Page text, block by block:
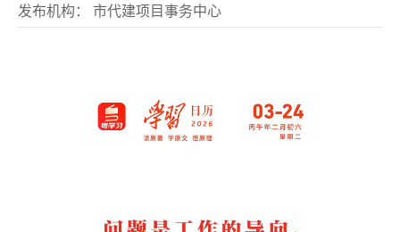
发布机构： 市代建项目事务中心